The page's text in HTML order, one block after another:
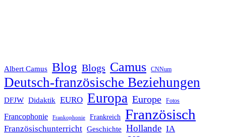
Albert Camus Blog Blogs Camus CNNum
Deutsch-französische Beziehungen
DFJW Didaktik EURO Europa Europe Fotos
Francophonie Frankophonie Frankreich Französisch
Französischunterricht Geschichte Hollande IA